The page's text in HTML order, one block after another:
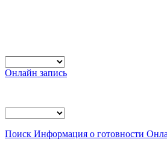
Онлайн запись
Поиск Информация о готовности